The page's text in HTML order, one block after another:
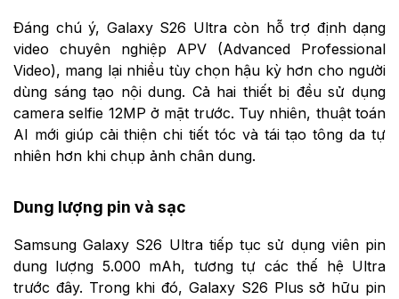
Đáng chú ý, Galaxy S26 Ultra còn hỗ trợ định dạng
video chuyên nghiệp APV (Advanced Professional
Video), mang lại nhiều tùy chọn hậu kỳ hơn cho người
dùng sáng tạo nội dung. Cả hai thiết bị đều sử dụng
camera selfie 12MP ở mặt trước. Tuy nhiên, thuật toán
AI mới giúp cải thiện chi tiết tóc và tái tạo tông da tự
nhiên hơn khi chụp ảnh chân dung.
Dung lượng pin và sạc
Samsung Galaxy S26 Ultra tiếp tục sử dụng viên pin
dung lượng 5.000 mAh, tương tự các thế hệ Ultra
trước đây. Trong khi đó, Galaxy S26 Plus sở hữu pin